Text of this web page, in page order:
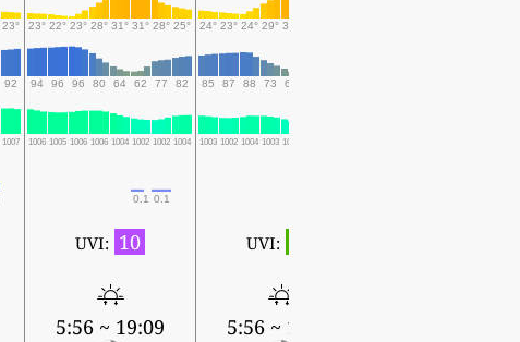
23° 23° 22° 23° 28° 31° 31° 28° 25° 24° 23° 24° 29° 32°
92 94 96 96 80 64 62 77 82 85 87 88 73 61
1007 1006 1005 1006 1006 1004 1002 1002 1004 1003 1002 1004 1003 1001
0.1 0.1
UVI: 10
5:56 ~ 19:09
UVI:
5:56 ~ 19:08